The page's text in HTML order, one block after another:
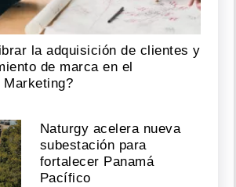
la adquisición de clientes y
de marca en el
Marketing?
Naturgy acelera nueva
subestación para
fortalecer Panamá
Pacífico